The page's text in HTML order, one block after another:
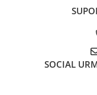
Cabluri Multifilare
Comutatoare si
Conectori Cabluri si
SOCIAL